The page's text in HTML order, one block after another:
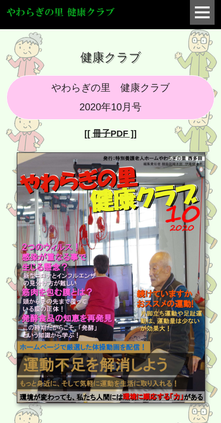
健康クラブ
やわらぎの里 健康クラブ
2020年10月号
[[ 冊子PDF ]]